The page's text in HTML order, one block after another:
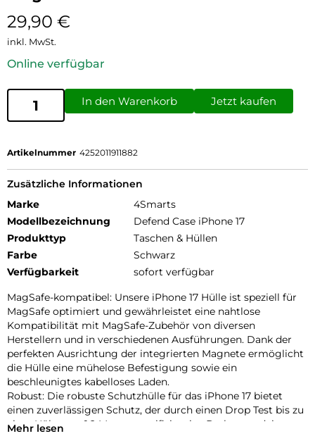
29,90 €
inkl. MwSt.
Online verfügbar
In den Warenkorb Jetzt kaufen
Artikelnummer 4252011911882
Zusätzliche Informationen
Marke
4Smarts
Modellbezeichnung
Defend Case iPhone 17
Produkttyp
Taschen & Hüllen
Farbe
Schwarz
Verfügbarkeit
sofort verfügbar
MagSafe-kompatibel: Unsere iPhone 17 Hülle ist speziell für
MagSafe optimiert und gewährleistet eine nahtlose
Kompatibilität mit MagSafe-Zubehör von diversen
Herstellern und in verschiedenen Ausführungen. Dank der
perfekten Ausrichtung der integrierten Magnete ermöglicht
die Hülle eine mühelose Befestigung sowie ein
beschleunigtes kabelloses Laden.
Robust: Die robuste Schutzhülle für das iPhone 17 bietet
einen zuverlässigen Schutz, der durch einen Drop Test bis zu
einer Höhe von 1,2 Metern zertifiziert ist. Du kannst dein
Mehr lesen